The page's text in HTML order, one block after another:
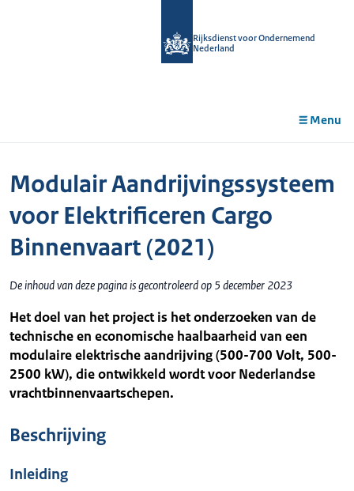
Rijksdienst voor Ondernemend
Nederland
Menu
Modulair Aandrijvingssysteem
voor Elektrificeren Cargo
Binnenvaart (2021)
De inhoud van deze pagina is gecontroleerd op 5 december 2023
Het doel van het project is het onderzoeken van de
technische en economische haalbaarheid van een
modulaire elektrische aandrijving (500-700 Volt, 500-
2500 kW), die ontwikkeld wordt voor Nederlandse
vrachtbinnenvaartschepen.
Beschrijving
Inleiding